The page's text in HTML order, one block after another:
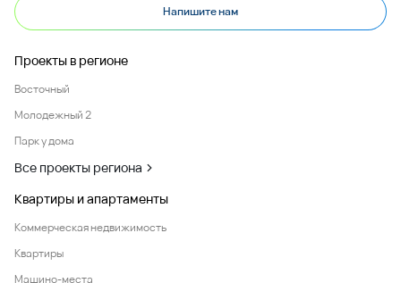
Напишите нам
Проекты в регионе
Восточный
Молодежный 2
Парк у дома
Все проекты региона
Квартиры и апартаменты
Коммерческая недвижимость
Квартиры
Машино-места